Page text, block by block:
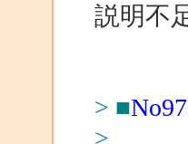
説明不
> ■
>